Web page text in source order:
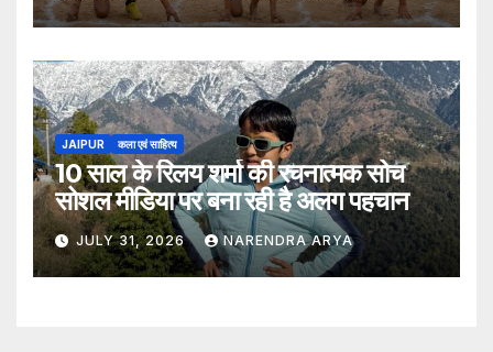
JAIPUR कला एवं साहित्य
10 साल के रिलय शर्मा की रचनात्मक सोच
सोशल मीडिया पर बना रही है अलग पहचान
JULY 31, 2026 NARENDRA ARYA